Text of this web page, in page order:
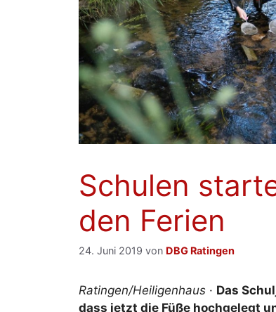
Schulen
den Ferien
24. Juni 2019 von DBG Ratingen
Ratingen/Heiligenhaus · Das
dass jetzt die Füße hochgelegt